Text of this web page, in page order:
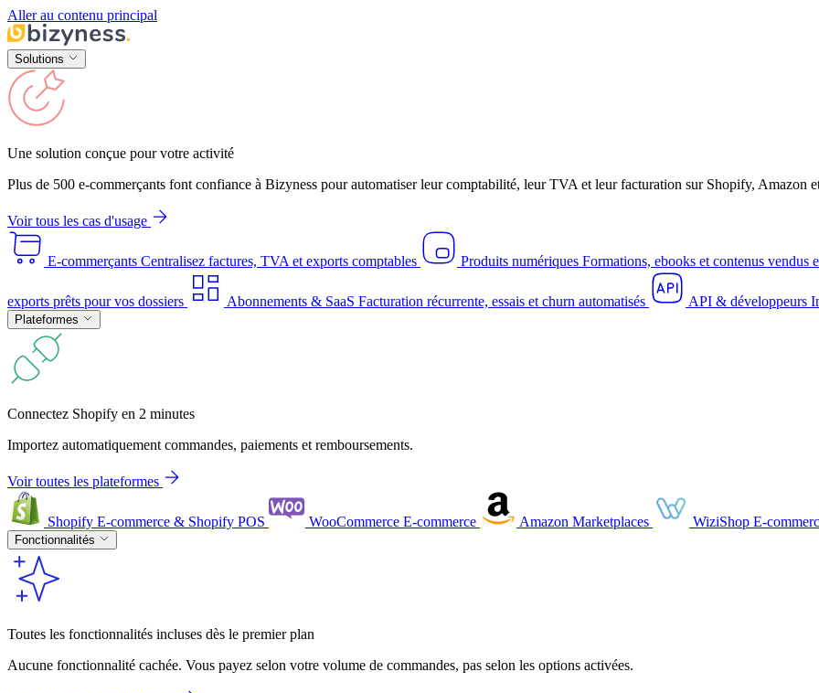
Aller au contenu principal
Solutions
Une solution conçue pour votre activité
Plus de 500 e-commerçants font confiance à Bizyness pour automatiser leur comptabilité, leur TVA et leur facturation sur Shopify, Amazon
Voir tous les cas d'usage
E-commerçants Centralisez factures, TVA et exports comptables Produits numériques Formations, ebooks et contenus vendus
exports prêts pour vos dossiers Abonnements & SaaS Facturation récurrente, essais et churn automatisés API & développeurs
Plateformes
Connectez Shopify en 2 minutes
Importez automatiquement commandes, paiements et remboursements.
Voir toutes les plateformes
Shopify E-commerce & Shopify POS WooCommerce E-commerce Amazon Marketplaces WiziShop E-
Fonctionnalités
Toutes les fonctionnalités incluses dès le premier plan
Aucune fonctionnalité cachée. Vous payez selon votre volume de commandes, pas selon les options activées.